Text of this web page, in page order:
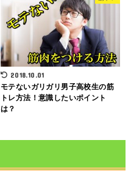
2018.10.01
モテないガリガリ男子高校生の筋
トレ方法！意識したいポイント
は？